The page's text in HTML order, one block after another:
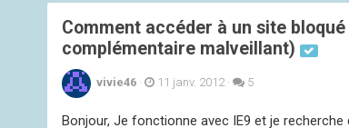
Comment accéder à un site
complémentaire malveillant)
vivie46 · 11 janv. 2012· 5
Bonjour, Je fonctionne avec IE9 et je